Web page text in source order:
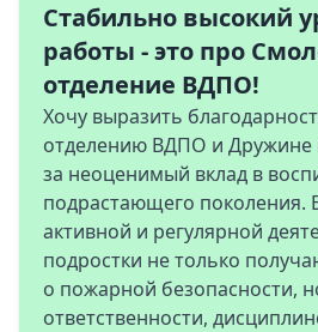
Стабильно высокий
работы - это про
отделение ВДПО!
Хочу выразить
отделению ВДПО и
за неоценимый вклад в
подрастающего поколения.
активной и регулярной
подростки не только
о пожарной безопасности,
ответственности,